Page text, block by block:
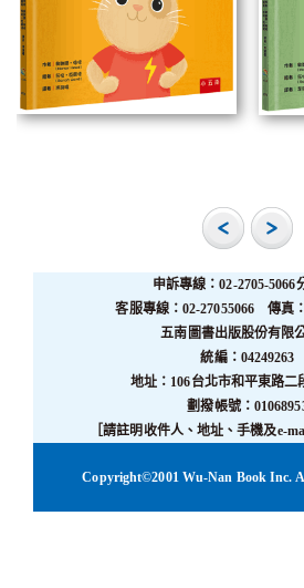
申訴專線：02-2705-5066
客服專線：02-27055066 傳真
五南圖書出版股份有限
統編：04249263
地址：106台北市和平東路二
劃撥帳號：
［請註明收件人、地址、手機及e-
Copyright©2001 Wu-Nan Book Inc.